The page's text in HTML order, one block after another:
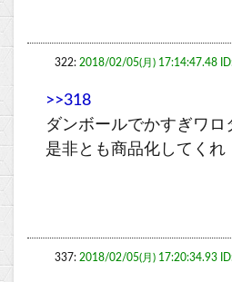
322: 2018/02/05(月) 17:14:47.48
>>318
ダンボールでかすぎワロ
是非とも商品化してくれ
337: 2018/02/05(月) 17:20:34.93